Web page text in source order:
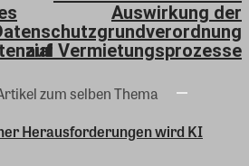
Auswirkung der
auf Vermietungsprozesse
zum selben Thema
Herausforderungen wird KI